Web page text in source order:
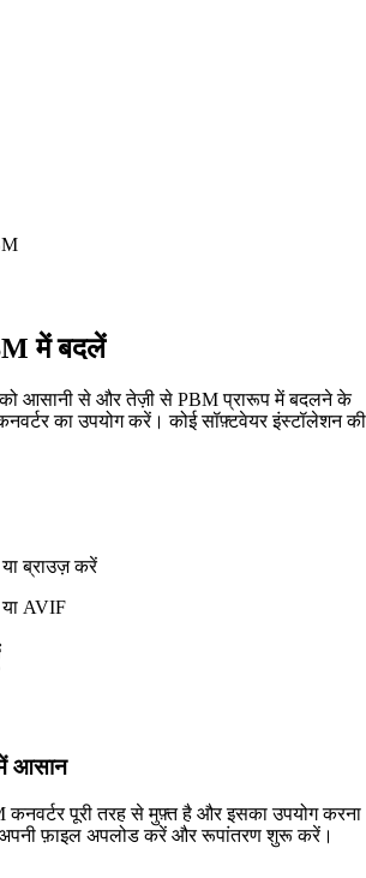
में बदलें
आसानी से और तेज़ी से PBM प्रारूप में बदलने के
का उपयोग करें। कोई सॉफ़्टवेयर इंस्टॉलेशन की
ब्राउज़ करें
AVIF
आसान
कनवर्टर पूरी तरह से मुफ़्त है और इसका उपयोग करना
फ़ाइल अपलोड करें और रूपांतरण शुरू करें।